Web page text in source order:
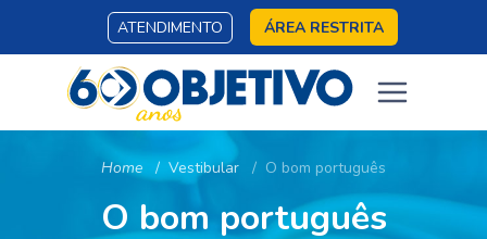
ATENDIMENTO ÁREA RESTRITA
Home Vestibular O bom português
O bom português